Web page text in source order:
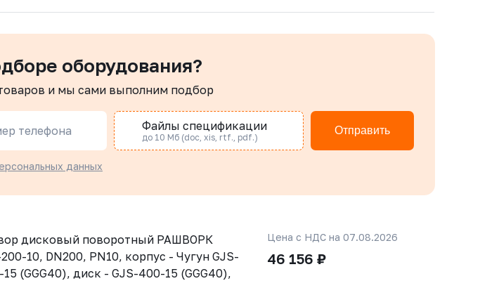
оборудования?
и мы сами выполним подбор
телефона Файлы спецификации
до 10 Мб (doc, xis, rtf., pdf.)
Отправить
данных
дисковый поворотный РАШВОРК
10, DN200, PN10, корпус - Чугун GJS-
(GGG40), диск - GJS-400-15 (GGG40),
Цена с НДС на 07.08.2026
46 156 ₽